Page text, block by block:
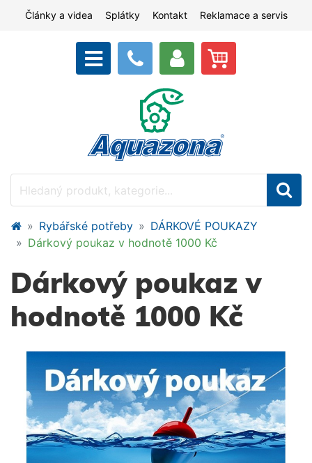
Články a videa Splátky Kontakt Reklamace a servis
Rybářské potřeby
DÁRKOVÉ POUKAZY
Dárkový poukaz v hodnotě 1000 Kč
Dárkový poukaz v
hodnotě 1000 Kč